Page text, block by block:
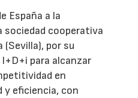
España a la
sociedad cooperativa
(Sevilla), por su
para alcanzar
en
y eficiencia, con